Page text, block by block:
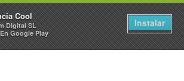
Cool
Digital SL
Google Play
Instalar